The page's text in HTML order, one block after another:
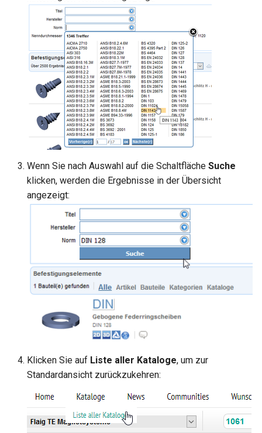
Wenn Sie nach Auswahl auf die Schaltfläche Suche
klicken, werden die Ergebnisse in der Übersicht
angezeigt:
Klicken Sie auf Liste aller Kataloge, um zur
Standardansicht zurückzukehren: